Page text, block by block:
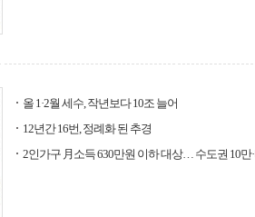
올 1·2월 세수, 작년보다 10조 늘어
12년간 16번, 정례화 된 추경
2인가구 月소득 630만원 이하 대상… 수도권 10만